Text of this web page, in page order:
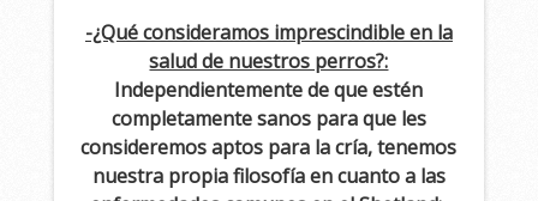
-¿Qué consideramos imprescindible en la
salud de nuestros perros?:
Independientemente de que estén
completamente sanos para que les
consideremos aptos para la cría, tenemos
nuestra propia filosofía en cuanto a las